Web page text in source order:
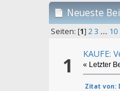
Neueste
Seiten: [1] 23 ... 10
1 KAUFE:
« Letzter
Zitat von: